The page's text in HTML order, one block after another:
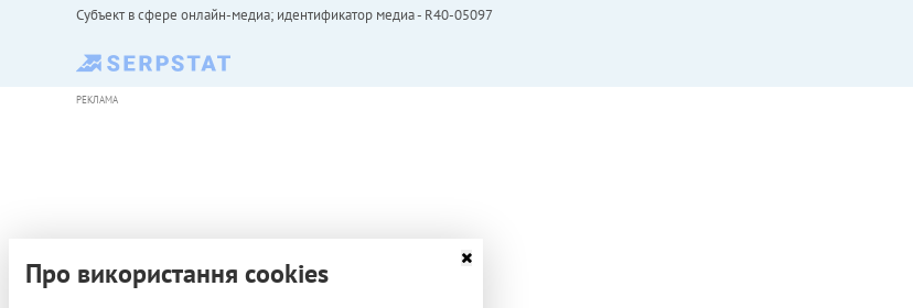
Субъект в сфере онлайн-медиа; идентификатор медиа - R40-05097
РЕКЛАМА
Про використання cookies